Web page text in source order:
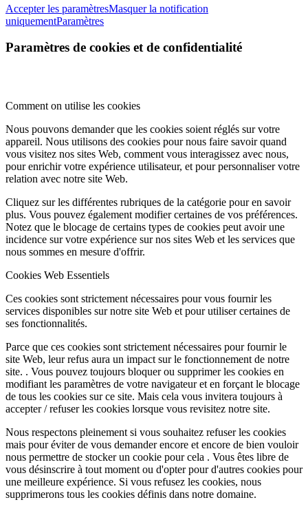
Accepter les paramètresMasquer la notification
uniquementParamètres
Paramètres de cookies et de confidentialité
Comment on utilise les cookies
Nous pouvons demander que les cookies soient réglés sur votre
appareil. Nous utilisons des cookies pour nous faire savoir quand
vous visitez nos sites Web, comment vous interagissez avec nous,
pour enrichir votre expérience utilisateur, et pour personnaliser votre
relation avec notre site Web.
Cliquez sur les différentes rubriques de la catégorie pour en savoir
plus. Vous pouvez également modifier certaines de vos préférences.
Notez que le blocage de certains types de cookies peut avoir une
incidence sur votre expérience sur nos sites Web et les services que
nous sommes en mesure d'offrir.
Cookies Web Essentiels
Ces cookies sont strictement nécessaires pour vous fournir les
services disponibles sur notre site Web et pour utiliser certaines de
ses fonctionnalités.
Parce que ces cookies sont strictement nécessaires pour fournir le
site Web, leur refus aura un impact sur le fonctionnement de notre
site. . Vous pouvez toujours bloquer ou supprimer les cookies en
modifiant les paramètres de votre navigateur et en forçant le blocage
de tous les cookies sur ce site. Mais cela vous invitera toujours à
accepter / refuser les cookies lorsque vous revisitez notre site.
Nous respectons pleinement si vous souhaitez refuser les cookies
mais pour éviter de vous demander encore et encore de bien vouloir
nous permettre de stocker un cookie pour cela . Vous êtes libre de
vous désinscrire à tout moment ou d'opter pour d'autres cookies pour
une meilleure expérience. Si vous refusez les cookies, nous
supprimerons tous les cookies définis dans notre domaine.